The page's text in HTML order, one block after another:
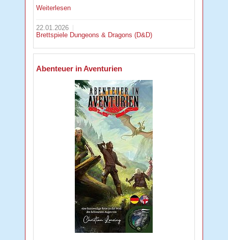
Weiterlesen
22.01.2026
Brettspiele Dungeons & Dragons (D&D)
Abenteuer in Aventurien